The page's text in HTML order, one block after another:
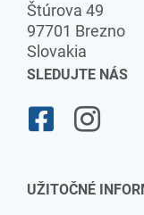
Štúrova 49
97701 Brezno
Slovakia
SLEDUJTE NÁS
UŽITOČNÉ